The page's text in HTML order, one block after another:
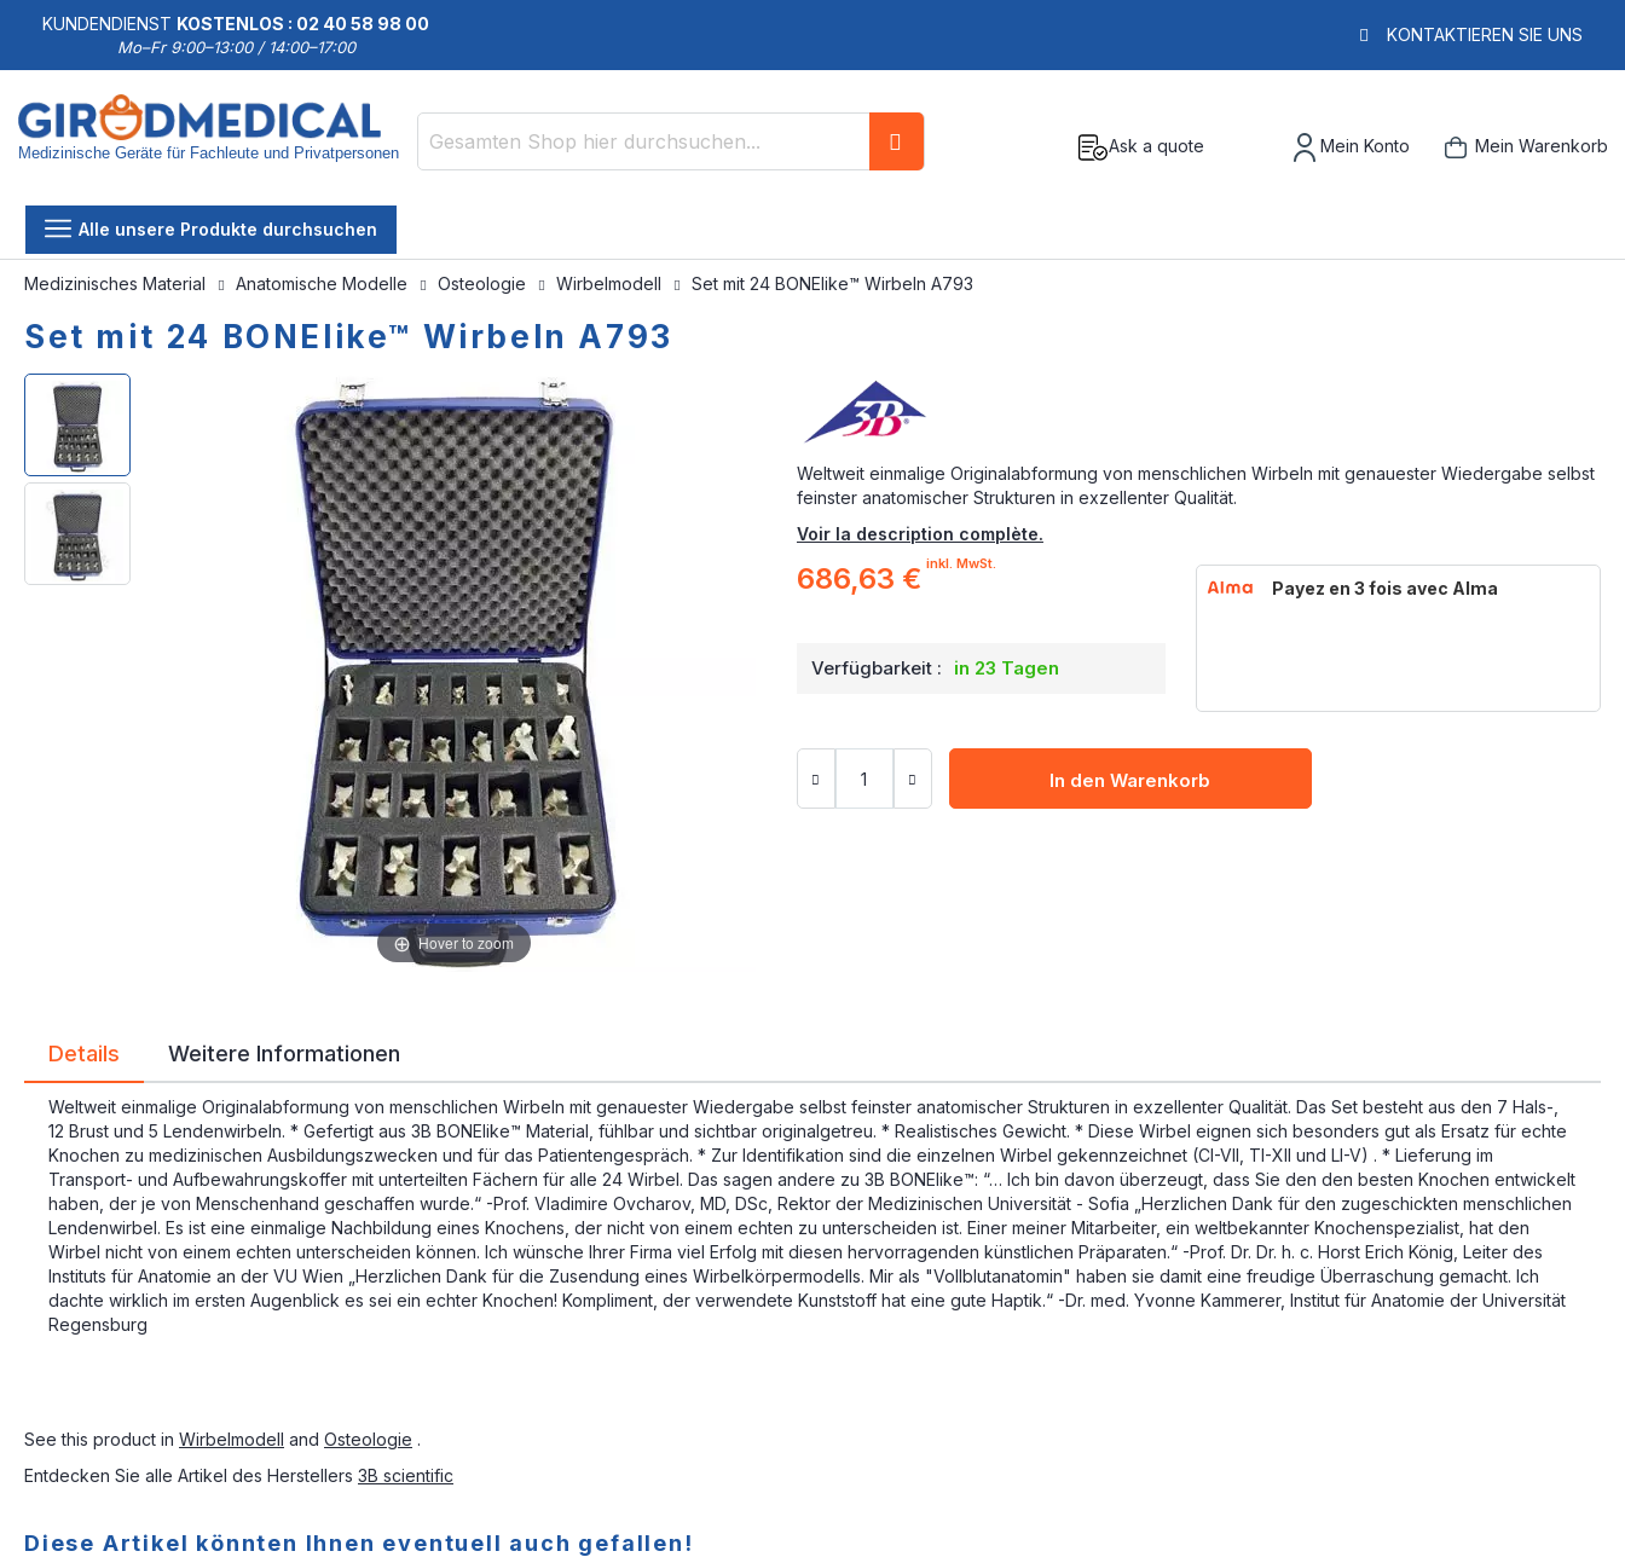
KUNDENDIENST KOSTENLOS : 02 40 58 98 00
Mo–Fr 9:00–13:00 / 14:00–17:00
KONTAKTIEREN SIE UNS
Medizinische Geräte für Fachleute und Privatpersonen Ask a quote Mein Konto Mein Warenkorb
Alle unsere Produkte durchsuchen
Medizinisches Material Anatomische Modelle Osteologie Wirbelmodell Set mit 24 BONElike™ Wirbeln A793
Set mit 24 BONElike™ Wirbeln A793
Weltweit einmalige Originalabformung von menschlichen Wirbeln mit genauester Wiedergabe selbst
feinster anatomischer Strukturen in exzellenter Qualität.
Voir la description complète.
686,63 € inkl. MwSt.
Verfügbarkeit : in 23 Tagen
Payez en 3 fois avec Alma
In den Warenkorb
Zum
Ende
Bildgalerie
springen
Zum
Anfang
Bildgalerie
springen
Hover to zoom
Details
Weltweit einmalige Originalabformung von menschlichen Wirbeln mit genauester Wiedergabe selbst feinster anatomischer Strukturen in exzellenter Qualität. Das Set besteht aus den 7 Hals-,
12 Brust und 5 Lendenwirbeln. * Gefertigt aus 3B BONElike™ Material, fühlbar und sichtbar originalgetreu. * Realistisches Gewicht. * Diese Wirbel eignen sich besonders gut als Ersatz für echte
Knochen zu medizinischen Ausbildungszwecken und für das Patientengespräch. * Zur Identifikation sind die einzelnen Wirbel gekennzeichnet (CI-VII, TI-XII und LI-V) . * Lieferung im
Transport- und Aufbewahrungskoffer mit unterteilten Fächern für alle 24 Wirbel. Das sagen andere zu 3B BONElike™: “… Ich bin davon überzeugt, dass Sie den den besten Knochen entwickelt
haben, der je von Menschenhand geschaffen wurde.“ -Prof. Vladimire Ovcharov, MD, DSc, Rektor der Medizinischen Universität - Sofia „Herzlichen Dank für den zugeschickten menschlichen
Lendenwirbel. Es ist eine einmalige Nachbildung eines Knochens, der nicht von einem echten zu unterscheiden ist. Einer meiner Mitarbeiter, ein weltbekannter Knochenspezialist, hat den
Wirbel nicht von einem echten unterscheiden können. Ich wünsche Ihrer Firma viel Erfolg mit diesen hervorragenden künstlichen Präparaten.“ -Prof. Dr. Dr. h. c. Horst Erich König, Leiter des
Instituts für Anatomie an der VU Wien „Herzlichen Dank für die Zusendung eines Wirbelkörpermodells. Mir als "Vollblutanatomin" haben sie damit eine freudige Überraschung gemacht. Ich
dachte wirklich im ersten Augenblick es sei ein echter Knochen! Kompliment, der verwendete Kunststoff hat eine gute Haptik.“ -Dr. med. Yvonne Kammerer, Institut für Anatomie der Universität
Regensburg
Weitere Informationen
See this product in Wirbelmodell and Osteologie .
Entdecken Sie alle Artikel des Herstellers 3B scientific
Diese Artikel könnten Ihnen eventuell auch gefallen!